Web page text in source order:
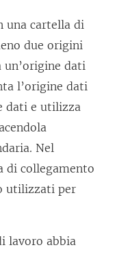
una cartella di
due origini
un’origine dati
l’origine dati
dati e utilizza
Nel
di collegamento
utilizzati per
lavoro abbia